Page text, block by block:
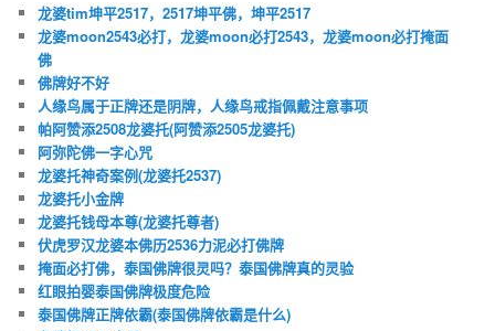
龙婆tim坤平2517，2517坤平佛，坤平2517
龙婆moon2543必打，龙婆moon必打2543，龙婆moon必打掩面
佛
佛牌好不好
人缘鸟属于正牌还是阴牌，人缘鸟戒指佩戴注意事项
帕阿赞添2508龙婆托(阿赞添2505龙婆托)
阿弥陀佛一字心咒
龙婆托神奇案例(龙婆托2537)
龙婆托小金牌
龙婆托钱母本尊(龙婆托尊者)
伏虎罗汉龙婆本佛历2536力泥必打佛牌
掩面必打佛，泰国佛牌很灵吗？泰国佛牌真的灵验
红眼拍婴泰国佛牌极度危险
泰国佛牌正牌依霸(泰国佛牌依霸是什么)